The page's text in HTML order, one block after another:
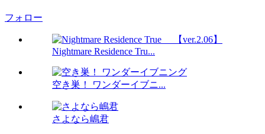
フォロー
Nightmare Residence Tru...
空き巣！ ワンダーイブニ...
さよなら嶋君